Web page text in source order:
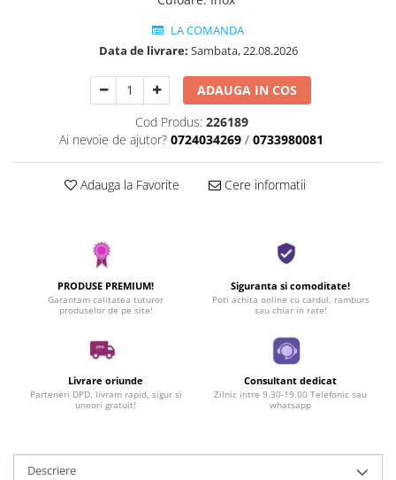
LA COMANDA
Data de livrare: Sambata, 22.08.2026
ADAUGA IN COS
Cod Produs: 226189
Ai nevoie de ajutor? 0724034269 / 0733980081
Adauga la Favorite Cere informatii
PRODUSE PREMIUM!
Garantam calitatea tuturor
produselor de pe site!
Siguranta si comoditate!
Poti achita online cu cardul, ramburs
sau chiar in rate!
Livrare oriunde
Parteneri DPD, livram rapid, sigur si
uneori gratuit!
Consultant dedicat
Zilnic intre 9.30-19.00 Telefonic sau
whatsapp
Descriere